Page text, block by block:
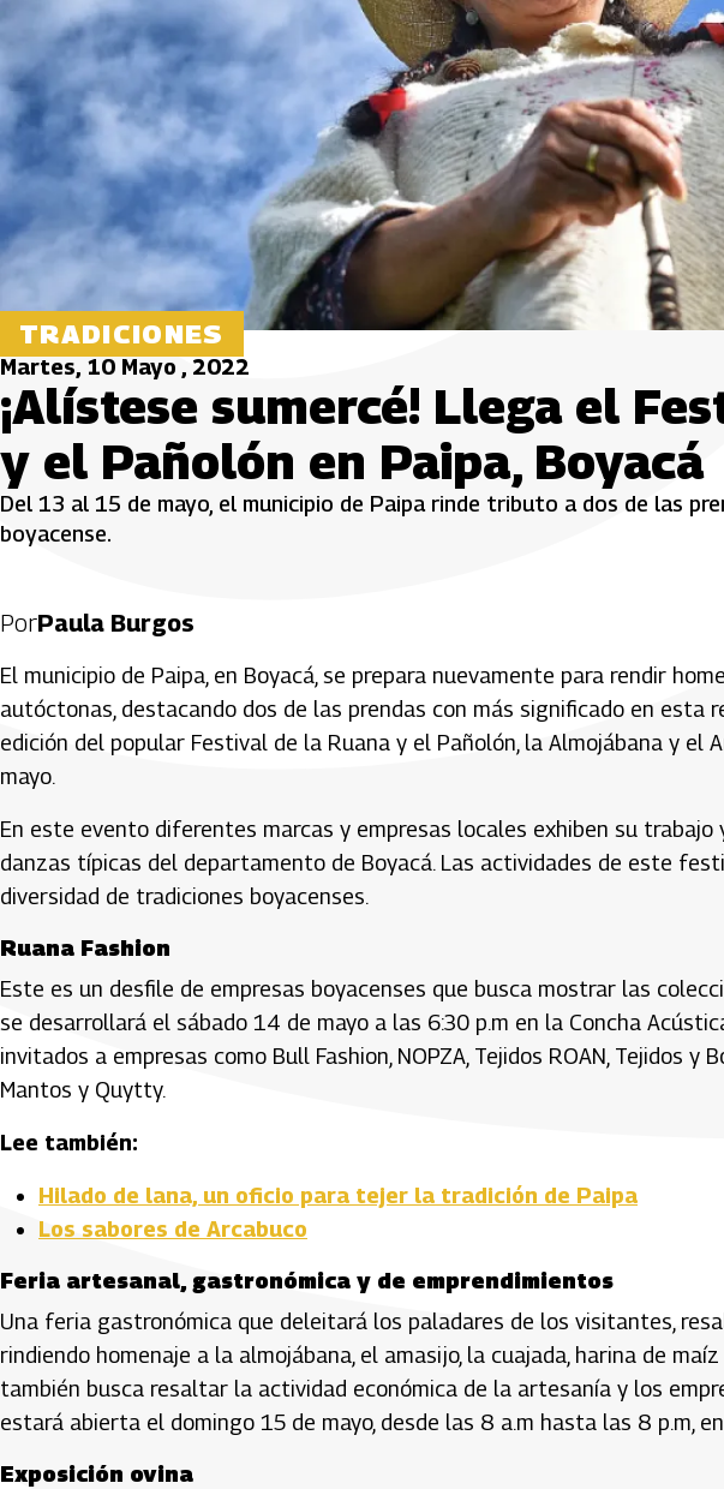
TRADICIONES
Martes, 10 Mayo , 2022
¡Alístese sumercé! Llega el
y el Pañolón en Paipa, Boyacá
Del 13 al 15 de mayo, el municipio de Paipa rinde tributo a dos de las
boyacense.
PorPaula Burgos
El municipio de Paipa, en Boyacá, se prepara nuevamente para rendir
autóctonas, destacando dos de las prendas con más significado en esta
edición del popular Festival de la Ruana y el Pañolón, la Almojábana y el
mayo.
En este evento diferentes marcas y empresas locales exhiben su trabajo
danzas típicas del departamento de Boyacá. Las actividades de este
diversidad de tradiciones boyacenses.
Ruana Fashion
Este es un desfile de empresas boyacenses que busca mostrar las
se desarrollará el sábado 14 de mayo a las 6:30 p.m en la Concha
invitados a empresas como Bull Fashion, NOPZA, Tejidos ROAN, Tejidos y
Mantos y Quytty.
Lee también:
Hilado de lana, un oficio para tejer la tradición de Paipa
Los sabores de Arcabuco
Feria artesanal, gastronómica y de emprendimientos
Una feria gastronómica que deleitará los paladares de los visitantes,
rindiendo homenaje a la almojábana, el amasijo, la cuajada, harina de
también busca resaltar la actividad económica de la artesanía y los
estará abierta el domingo 15 de mayo, desde las 8 a.m hasta las 8 p.m,
Exposición ovina